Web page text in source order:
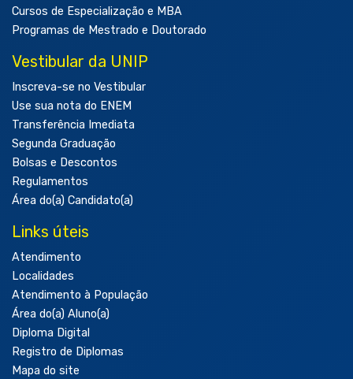
Cursos de Especialização e MBA
Programas de Mestrado e Doutorado
Vestibular da UNIP
Inscreva-se no Vestibular
Use sua nota do ENEM
Transferência Imediata
Segunda Graduação
Bolsas e Descontos
Regulamentos
Área do(a) Candidato(a)
Links úteis
Atendimento
Localidades
Atendimento à População
Área do(a) Aluno(a)
Diploma Digital
Registro de Diplomas
Mapa do site